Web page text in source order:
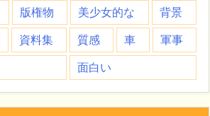
版権物 美少女的な
背景
資料集 質感 車
軍事
面白い